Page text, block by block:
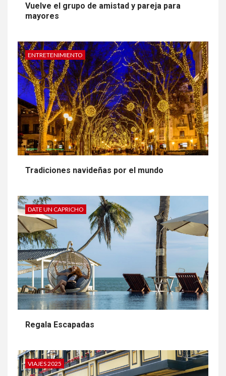
Vuelve el grupo de amistad y pareja para
mayores
ENTRETENIMIENTO
Tradiciones navideñas por el mundo
DATE UN CAPRICHO
Regala Escapadas
VIAJES 2025